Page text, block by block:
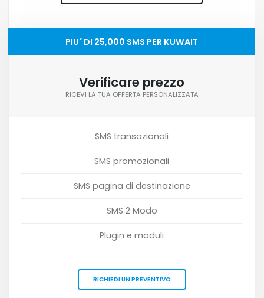
PIU´ DI 25,000 SMS PER KUWAIT
Verificare prezzo
RICEVI LA TUA OFFERTA PERSONALIZZATA
SMS transazionali
SMS promozionali
SMS pagina di destinazione
SMS 2 Modo
Plugin e moduli
RICHIEDI UN PREVENTIVO